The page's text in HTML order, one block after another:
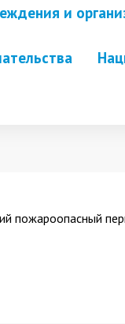
и
пожароопасный